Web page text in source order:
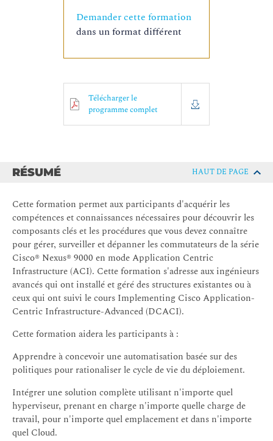
Demander cette formation
dans un format différent
Télécharger le
programme complet
RÉSUMÉ HAUT DE PAGE
Cette formation permet aux participants d'acquérir les
compétences et connaissances nécessaires pour découvrir les
composants clés et les procédures que vous devez connaître
pour gérer, surveiller et dépanner les commutateurs de la série
Cisco® Nexus® 9000 en mode Application Centric
Infrastructure (ACI). Cette formation s'adresse aux ingénieurs
avancés qui ont installé et géré des structures existantes ou à
ceux qui ont suivi le cours Implementing Cisco Application-
Centric Infrastructure-Advanced (DCACI).
Cette formation aidera les participants à :
Apprendre à concevoir une automatisation basée sur des
politiques pour rationaliser le cycle de vie du déploiement.
Intégrer une solution complète utilisant n'importe quel
hyperviseur, prenant en charge n'importe quelle charge de
travail, pour n'importe quel emplacement et dans n'importe
quel Cloud.